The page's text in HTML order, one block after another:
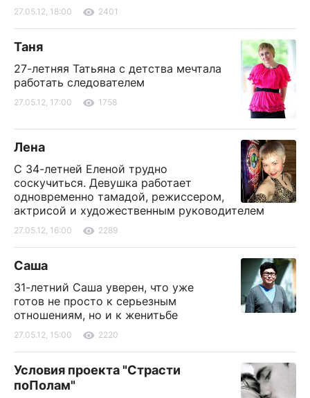
27.05.12, 18:00 2401
Таня
27-летняя Татьяна с детства мечтала
работать следователем
27.05.12, 17:00 1758
Лена
С 34-летней Еленой трудно
соскучиться. Девушка работает
одновременно тамадой, режиссером,
актрисой и художественным руководителем
27.05.12, 16:00 2289
Саша
31-летний Саша уверен, что уже
готов не просто к серьезным
отношениям, но и к женитьбе
27.05.12, 15:00 2220
Условия проекта "Страсти
поПолам"